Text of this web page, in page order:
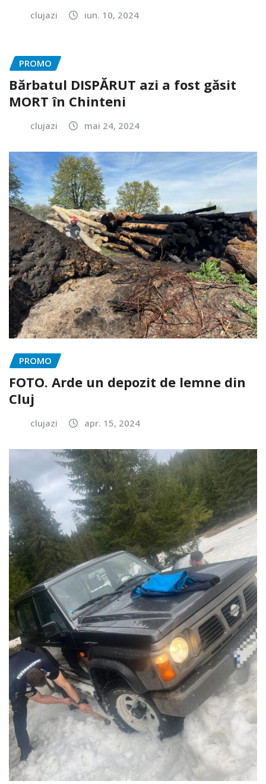
clujazi iun. 10, 2024
PROMO
Bărbatul DISPĂRUT azi a fost găsit
MORT în Chinteni
clujazi mai 24, 2024
PROMO
FOTO. Arde un depozit de lemne din
Cluj
clujazi apr. 15, 2024